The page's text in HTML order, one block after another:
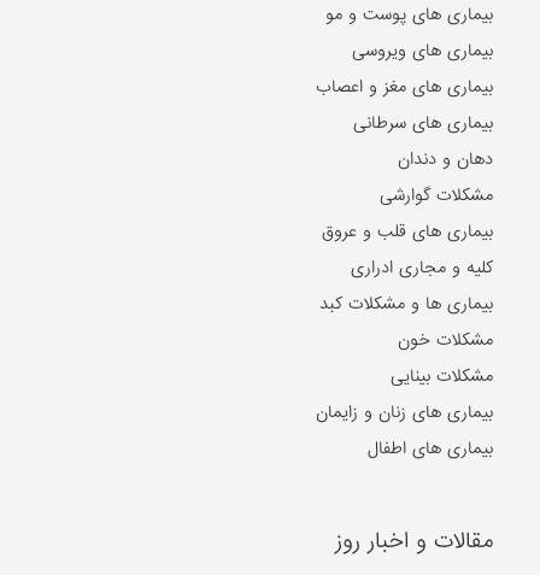
بیماری های پوست و مو
بیماری های ویروسی
بیماری های مغز و اعصاب
بیماری های سرطانی
دهان و دندان
مشکلات گوارشی
بیماری های قلب و عروق
کلیه و مجاری ادراری
بیماری ها و مشکلات کبد
مشکلات خون
مشکلات بینایی
بیماری های زنان و زایمان
بیماری های اطفال
مقالات و اخبار روز